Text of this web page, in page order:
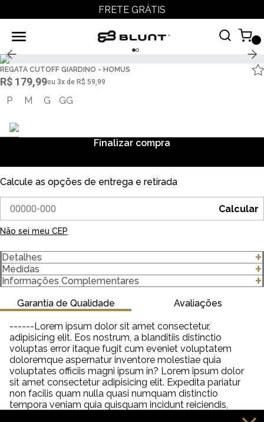
FRETE GRÁTIS
REGATA CUTOFF GIARDINO - HOMUS
R$ 179,99ou 3x de R$ 59,99
P M G GG
Finalizar compra
Calcule as opções de entrega e retirada
Calcular
Não sei meu CEP
Detalhes
- Modelagem Regata Especial
- 100% Algodão
- Amaciada do Avesso
- Gola canelada 2,5 Centímetros (cm) 2x1 com
- Gramatura 230 g/m²
Importante saber:
-As cores podem ter algumas variações de acordo com o
monitor ou dispositivo que está utilizando.
-Em produtos de algodão pode haver encolhimento de 2,5 a
3%.
Medidas
clique para abrir as medidas
Informações Complementares
Garantia de Qualidade
------Lorem ipsum dolor sit amet consectetur,
adipisicing elit. Eos nostrum, a blanditiis distinctio
voluptas error itaque fugit cum eveniet voluptatem
doloremque aspernatur inventore molestiae quia
voluptates officiis magni ipsum in? Lorem ipsum dolor
sit amet consectetur adipisicing elit. Expedita pariatur
non facilis quam nulla quasi numquam distinctio
tempora veniam quia quisquam incidunt reiciendis,
saepe neque unde labore illum dolor provident. Lorem
Avaliações